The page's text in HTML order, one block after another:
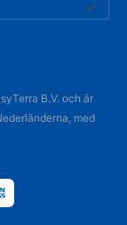
B.V. och är
med